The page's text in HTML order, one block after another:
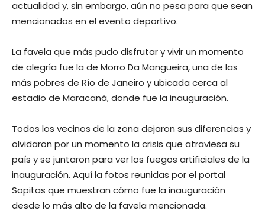
actualidad y, sin embargo, aún no pesa para que sean
mencionados en el evento deportivo.
La favela que más pudo disfrutar y vivir un momento
de alegría fue la de Morro Da Mangueira, una de las
más pobres de Río de Janeiro y ubicada cerca al
estadio de Maracaná, donde fue la inauguración.
Todos los vecinos de la zona dejaron sus diferencias y
olvidaron por un momento la crisis que atraviesa su
país y se juntaron para ver los fuegos artificiales de la
inauguración. Aquí la fotos reunidas por el portal
Sopitas que muestran cómo fue la inauguración
desde lo más alto de la favela mencionada.